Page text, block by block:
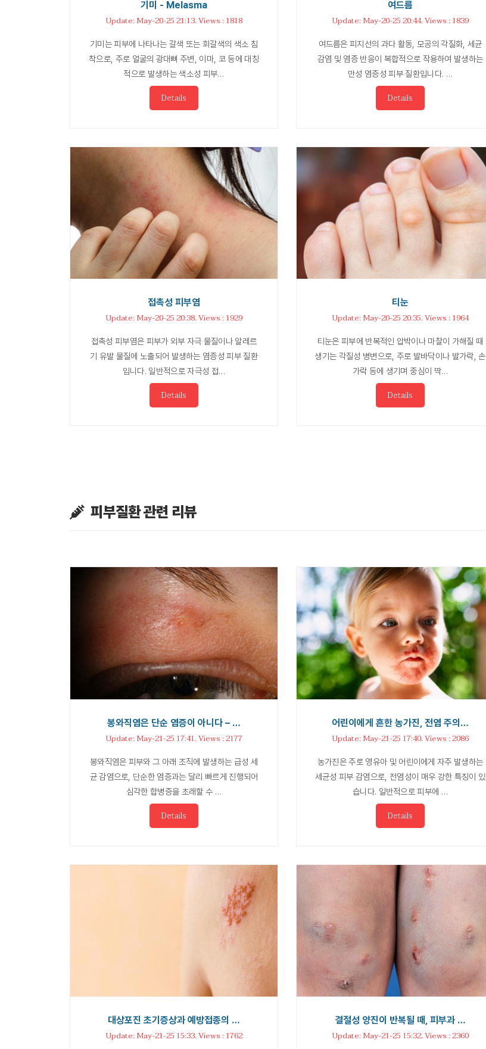
기미 - Melasma
Update: May-20-25 21:13. Views : 1818
기미는 피부에 나타나는 갈색 또는 회갈색의 색소 침
착으로, 주로 얼굴의 광대뼈 주변, 이마, 코 등에 대칭
적으로 발생하는 색소성 피부…
Details
여드름
Update: May-20-25 20:44. Views : 1839
여드름은 피지선의 과다 활동, 모공의 각질화, 세균
감염 및 염증 반응이 복합적으로 작용하여 발생하는
만성 염증성 피부 질환입니다. …
Details
접촉성 피부염
Update: May-20-25 20:38. Views : 1929
접촉성 피부염은 피부가 외부 자극 물질이나 알레르
기 유발 물질에 노출되어 발생하는 염증성 피부 질환
입니다. 일반적으로 자극성 접…
Details
티눈
Update: May-20-25 20:35. Views : 1964
티눈은 피부에 반복적인 압박이나 마찰이 가해질 때
생기는 각질성 병변으로, 주로 발바닥이나 발가락, 손
가락 등에 생기며 중심이 딱…
Details
피부질환 관련 리뷰
봉와직염은 단순 염증이 아니다 – …
Update: May-21-25 17:41. Views : 2177
봉와직염은 피부와 그 아래 조직에 발생하는 급성 세
균 감염으로, 단순한 염증과는 달리 빠르게 진행되어
심각한 합병증을 초래할 수 …
Details
어린이에게 흔한 농가진, 전염 주의…
Update: May-21-25 17:40. Views : 2086
농가진은 주로 영유아 및 어린이에게 자주 발생하는
세균성 피부 감염으로, 전염성이 매우 강한 특징이 있
습니다. 일반적으로 피부에 …
Details
대상포진 초기증상과 예방접종의 …
Update: May-21-25 15:33. Views : 1762
결절성 양진이 반복될 때, 피부과 …
Update: May-21-25 15:32. Views : 2360